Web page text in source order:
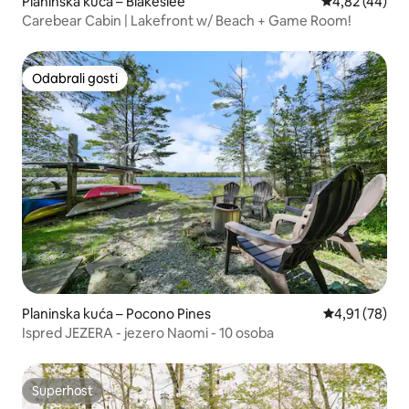
Carebear Cabin | Lakefront w/ Beach + Game Room!
Odabrali gosti
Odabrali gosti
Planinska kuća – Pocono Pines Prosječna
4,91 (78)
Ispred JEZERA - jezero Naomi - 10 osoba
Superhost
Superhost